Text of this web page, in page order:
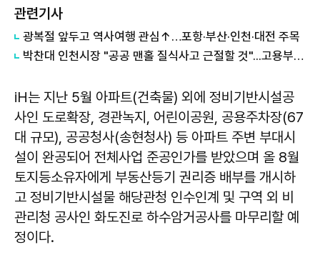
관련기사
광복절 앞두고 역사여행 관심↑…포항·부산·인천·대전 주목
박찬대 인천시장 "공공 맨홀 질식사고 근절할 것"...고용부와 공동대응 선언
iH는 지난 5월 아파트(건축물) 외에 정비기반시설공
사인 도로확장, 경관녹지, 어린이공원, 공용주차장(67
대 규모), 공공청사(송현청사) 등 아파트 주변 부대시
설이 완공되어 전체사업 준공인가를 받았으며 올 8월
토지등소유자에게 부동산등기 권리증 배부를 개시하
고 정비기반시설물 해당관청 인수인계 및 구역 외 비
관리청 공사인 화도진로 하수암거공사를 마무리할 예
정이다.